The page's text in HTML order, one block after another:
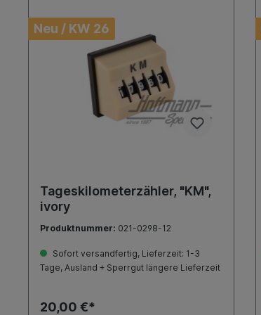
Neu / KW 26
Tageskilometerzähler, "KM",
ivory
Produktnummer: 021-0298-12
Sofort versandfertig, Lieferzeit: 1-3
Tage, Ausland + Sperrgut längere Lieferzeit
20,00 €*